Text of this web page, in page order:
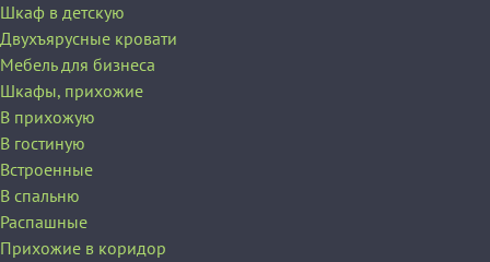
Шкаф в детскую
Двухъярусные кровати
Мебель для бизнеса
Шкафы, прихожие
В прихожую
В гостиную
Встроенные
В спальню
Распашные
Прихожие в коридор